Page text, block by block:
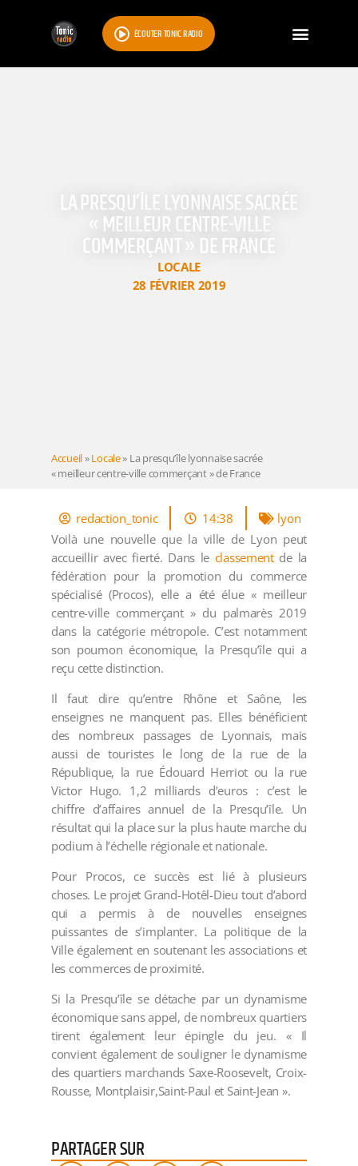
ÉCOUTER TONIC RADIO
LA PRESQU’ÎLE LYONNAISE SACRÉE
« MEILLEUR CENTRE-VILLE
COMMERÇANT » DE FRANCE
LOCALE
28 FÉVRIER 2019
Accueil»Locale» La presqu’île lyonnaise sacrée
« meilleur centre-ville commerçant » de France
redaction_tonic 14:38
lyon
Voilà une nouvelle que la ville de Lyon peut
accueillir avec fierté. Dans le classementde la
fédération pour la promotion du commerce
spécialisé (Procos), elle a été élue « meilleur
centre-ville commerçant » du palmarès 2019
dans la catégorie métropole. C’est notamment
son poumon économique, la Presqu’île qui a
reçu cette distinction.
Il faut dire qu’entre Rhône et Saône, les
enseignes ne manquent pas. Elles bénéficient
des nombreux passages de Lyonnais, mais
aussi de touristes le long de la rue de la
République, la rue Édouard Herriot ou la rue
Victor Hugo. 1,2 milliards d’euros : c’est le
chiffre d’affaires annuel de la Presqu’île. Un
résultat qui la place sur la plus haute marche du
podium à l’échelle régionale et nationale.
Pour Procos, ce succès est lié à plusieurs
choses. Le projet Grand-Hotêl-Dieu tout d’abord
qui a permis à de nouvelles enseignes
puissantes de s’implanter. La politique de la
Ville également en soutenant les associations et
les commerces de proximité.
Si la Presqu’île se détache par un dynamisme
économique sans appel, de nombreux quartiers
tirent également leur épingle du jeu. « Il
convient également de souligner le dynamisme
des quartiers marchands Saxe-Roosevelt, Croix-
Rousse, Montplaisir,Saint-Paul et Saint-Jean ».
PARTAGER SUR